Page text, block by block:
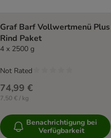
Graf Barf Vollwertmenü Plus
Rind Paket
4 x 2500 g
74,99 €
7,50 € / kg
Not Rated
Benachrichtigung bei
Verfügbarkeit